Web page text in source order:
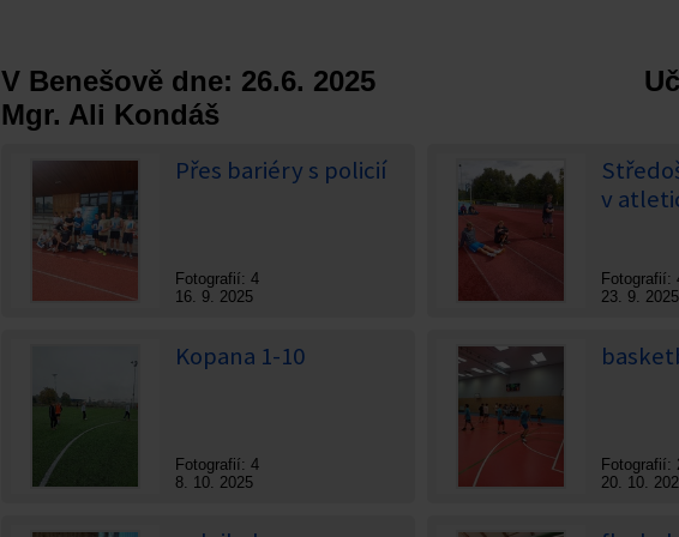
V Benešově dne: 26.6. 2025
Mgr. Ali Kondáš
Přes bariéry s policií
Fotografií: 4
16. 9. 2025
v
Fotografií:
23. 9. 2025
Kopana 1-10
Fotografií: 4
8. 10. 2025
Fotografií:
20. 10.